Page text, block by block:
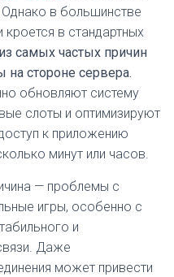
в большинстве
в стандартных
самых частых причин
на стороне сервера.
обновляют систему
слоты и оптимизируют
к приложению
минут или часов.
— проблемы с
игры, особенно с
и
Даже
может привести